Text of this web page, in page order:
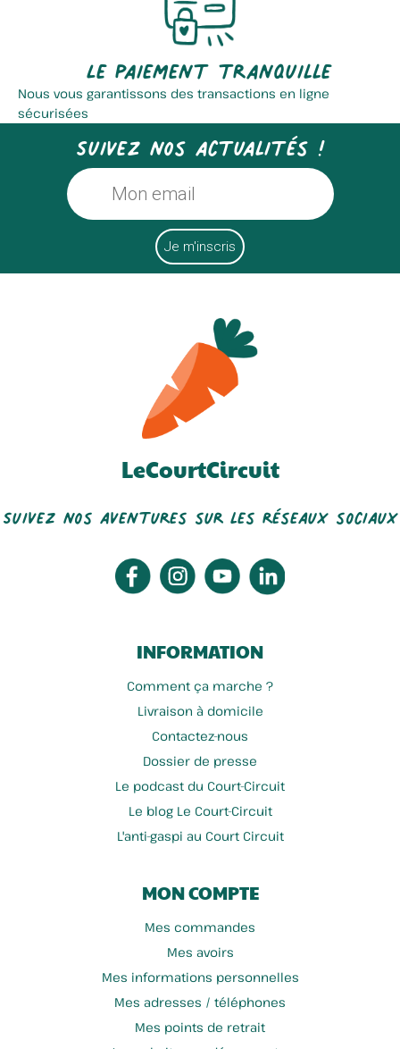
La Ferme Des Trois Quenneaux La Saponerie
Sas Laits Fromagers Du... Paul&maria - Atelier Pains...
Chips Bellevue Scop Pains Dépaysants
Le paiement tranquille
Nous vous garantissons des transactions en ligne
sécurisées
Suivez nos actualités !
LeCourtCircuit
Suivez nos aventures sur les réseaux sociaux
INFORMATION
Comment ça marche ?
Livraison à domicile
Contactez-nous
Dossier de presse
Le podcast du Court-Circuit
Le blog Le Court-Circuit
L'anti-gaspi au Court Circuit
MON COMPTE
Mes commandes
Mes avoirs
Mes informations personnelles
Mes adresses / téléphones
Mes points de retrait